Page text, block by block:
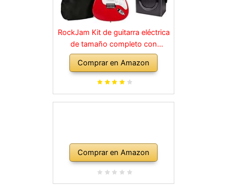
RockJam Kit de guitarra eléctrica
de tamaño completo con
amplificador de 10 vatios, clases,
correa, bolsa de transporte,
púas, golpe, plomo y cuerdas de
Comprar en Amazon
Comprar en Amazon